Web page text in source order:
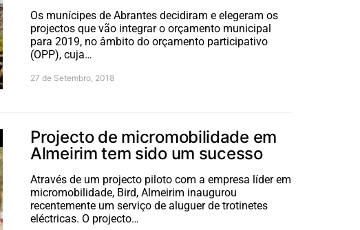
Os munícipes de Abrantes decidiram e elegeram os
projectos que vão integrar o orçamento municipal
para 2019, no âmbito do orçamento participativo
(OPP), cuja…
27 de Setembro, 2018
Projecto de micromobilidade em
Almeirim tem sido um sucesso
Através de um projecto piloto com a empresa líder em
micromobilidade, Bird, Almeirim inaugurou
recentemente um serviço de aluguer de trotinetes
eléctricas. O projecto…